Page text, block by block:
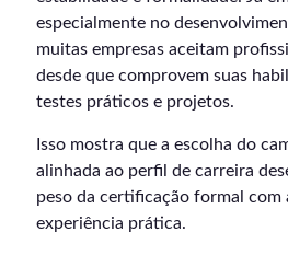
especialmente no
muitas empresas aceitam
desde que comprovem suas
testes práticos e projetos.
Isso mostra que a escolha do
alinhada ao perfil de carreira
peso da certificação formal com
experiência prática.